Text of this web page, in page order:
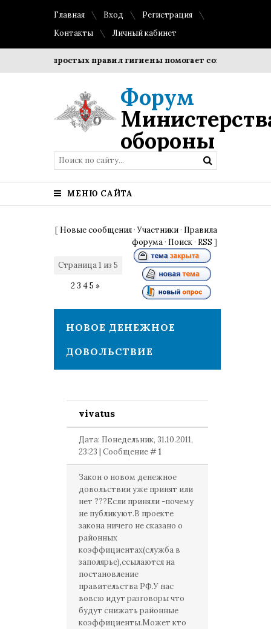
Главная Вход
Регистрация
Контакты
Личный кабинет
простых правил гигиены помогает сохранить
Форум
обороны
МЕНЮ САЙТА
[ Новые сообщения ·Участники · Правила
форума · Поиск · RSS ]
Страница1 из 5
2 3 45 »
НОВОЕ ДЕНЕЖНОЕ
ДОВОЛЬСТВИЕ
vivatus
Дата: Понедельник, 31.10.2011,
23:23 | Сообщение #1
Закон о новом денежное
довольствии уже принят или
нет ???Если приняли -почему
не публикуют.В проекте
закона ничего не сказано о
районных
коэффициентах(служба в
заполярье),ссылаются на
постановление
правительства РФ.У нас
вовсю идут разговоры что
будут снижать районные
коэффициенты.Может кто